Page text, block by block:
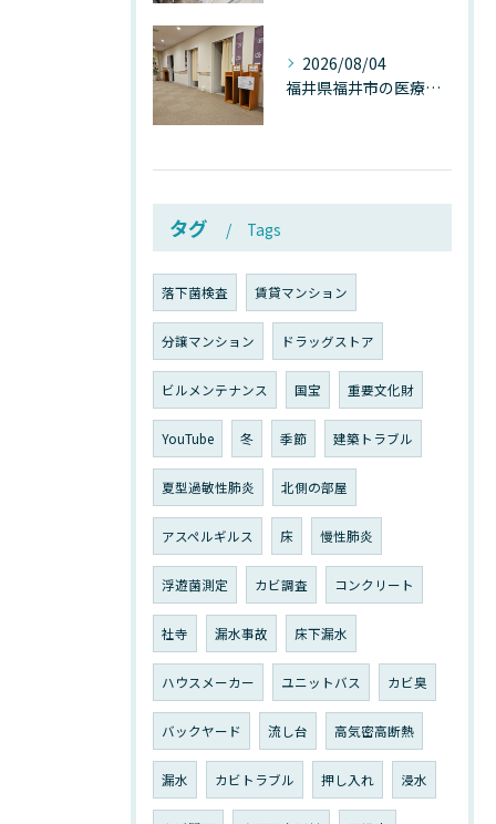
2026/08/04
福井県福井市の医療施設で広がる“見えないカビ汚染”──なぜ除カビが必須なのか、その本質を徹底解説
タグ Tags
落下菌検査 賃貸マンション
分譲マンション ドラッグストア
ビルメンテナンス 国宝 重要文化財
YouTube 冬 季節 建築トラブル
夏型過敏性肺炎 北側の部屋
アスペルギルス 床 慢性肺炎
浮遊菌測定 カビ調査 コンクリート
社寺 漏水事故 床下漏水
ハウスメーカー ユニットバス カビ臭
バックヤード 流し台 高気密高断熱
漏水 カビトラブル 押し入れ 浸水